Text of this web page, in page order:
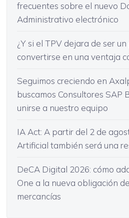
frecuentes sobre el nuevo
Administrativo electrónico
¿Y si el TPV dejara de ser
convertirse en una ventaja
Seguimos creciendo en
buscamos Consultores SAP
unirse a nuestro equipo
IA Act: A partir del 2 de
Artificial también será una
DeCA Digital 2026: cómo
One a la nueva obligación
mercancías